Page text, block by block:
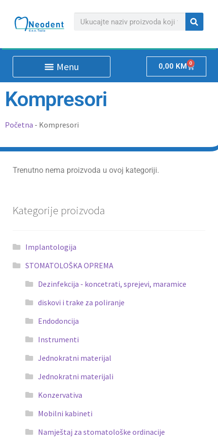
0,00 KM 0
Kompresori
Početna - Kompresori
Trenutno nema proizvoda u ovoj kategoriji.
Kategorije proizvoda
Implantologija
STOMATOLOŠKA OPREMA
Dezinfekcija - koncetrati, sprejevi, maramice
diskovi i trake za poliranje
Endodoncija
Instrumenti
Jednokratni materijal
Jednokratni materijali
Konzervativa
Mobilni kabineti
Namještaj za stomatološke ordinacije